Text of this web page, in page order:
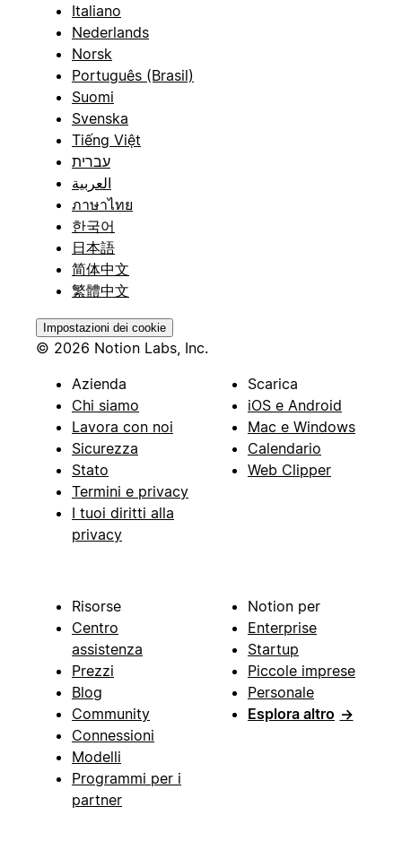
Italiano
Nederlands
Norsk
Português (Brasil)
Suomi
Svenska
Tiếng Việt
עברית
العربية
ภาษาไทย
한국어
日本語
简体中文
繁體中文
Impostazioni dei cookie
© 2026 Notion Labs, Inc.
Azienda
Chi siamo
Lavora con noi
Sicurezza
Stato
Termini e privacy
I tuoi diritti alla
privacy
Scarica
iOS e Android
Mac e Windows
Calendario
Web Clipper
Risorse
Centro
assistenza
Prezzi
Blog
Community
Connessioni
Modelli
Programmi per i
partner
Notion per
Enterprise
Startup
Piccole imprese
Personale
Esplora altro →